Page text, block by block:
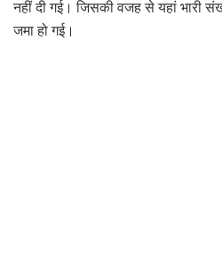
नहीं दी गई। जिसकी वजह से यहां भारी
जमा हो गई।